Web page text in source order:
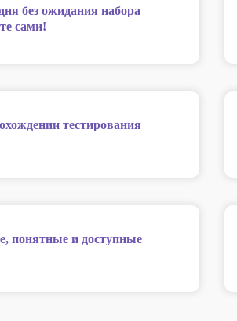
без ожидания набора
сами!
тестирования
понятные и доступные